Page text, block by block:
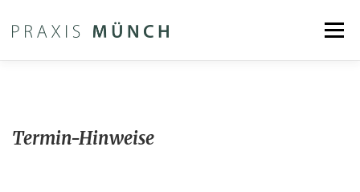
Inhalt
Menü
Termin-Hinweise